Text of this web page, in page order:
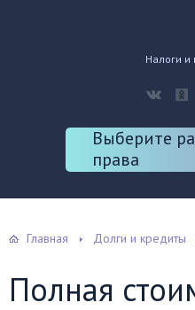
Налоги и
Выберите
права
Главная Долги и кредиты
Полная